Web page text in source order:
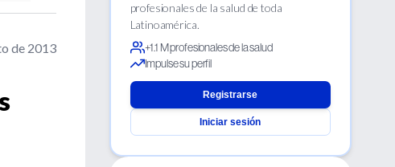
de 2013
profesionales de la salud de toda
Latinoamérica.
+1.1 M profesionales de la salud
Impulse su perfil
Registrarse
Iniciar sesión